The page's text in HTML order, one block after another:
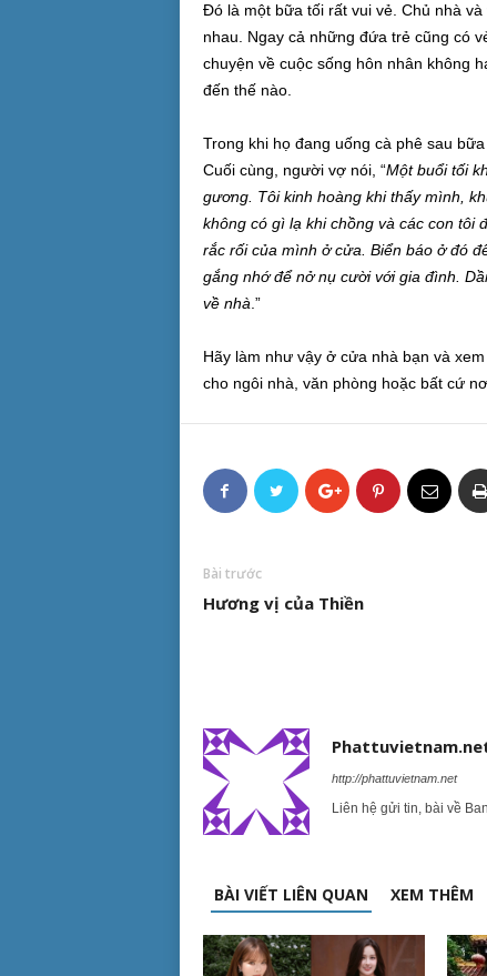
Đó là một bữa tối rất vui vẻ. Chủ nhà
nhau. Ngay cả những đứa trẻ cũng có
chuyện về cuộc sống hôn nhân không
đến thế nào.
Trong khi họ đang uống cà phê sau
Cuối cùng, người vợ nói, “Một buổi tối
gương. Tôi kinh hoàng khi thấy mình,
không có gì lạ khi chồng và các con tôi
rắc rối của mình ở cửa. Biển báo ở đó
gắng nhớ để nở nụ cười với gia đình.
về nhà .”
Hãy làm như vậy ở cửa nhà bạn và
cho ngôi nhà, văn phòng hoặc bất cứ
Bài trước
Hương vị của Thiền
http://phattuvietnam.net
Liên hệ gửi tin, bài về
BÀI VIẾT LIÊN QUAN XEM THÊM